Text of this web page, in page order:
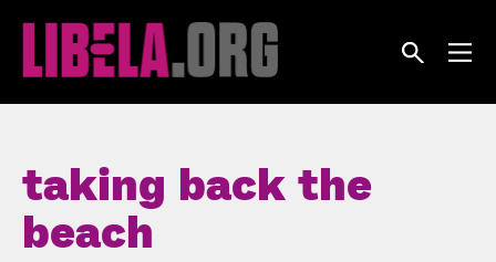
taking back the
beach